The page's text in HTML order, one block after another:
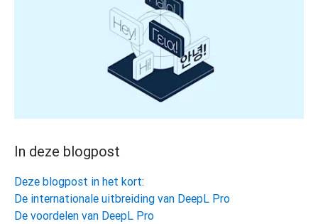
In deze blogpost
Deze blogpost in het kort:
De internationale uitbreiding van DeepL Pro
De voordelen van DeepL Pro